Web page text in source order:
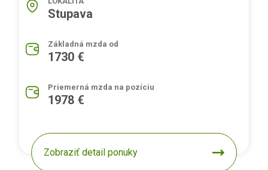
Stupava
Základná mzda od
1730 €
Priemerná mzda na pozíciu
1978 €
Zobraziť detail ponuky